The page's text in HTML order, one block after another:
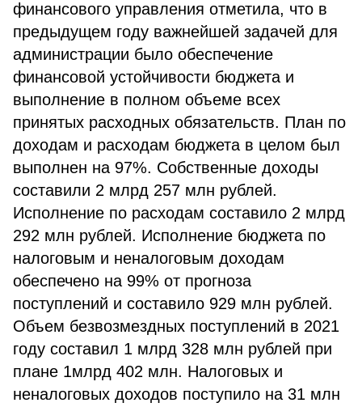
финансового управления отметила, что в
предыдущем году важнейшей задачей для
администрации было обеспечение
финансовой устойчивости бюджета и
выполнение в полном объеме всех
принятых расходных обязательств. План по
доходам и расходам бюджета в целом был
выполнен на 97%. Собственные доходы
составили 2 млрд 257 млн рублей.
Исполнение по расходам составило 2 млрд
292 млн рублей. Исполнение бюджета по
налоговым и неналоговым доходам
обеспечено на 99% от прогноза
поступлений и составило 929 млн рублей.
Объем безвозмездных поступлений в 2021
году составил 1 млрд 328 млн рублей при
плане 1млрд 402 млн. Налоговых и
неналоговых доходов поступило на 31 млн